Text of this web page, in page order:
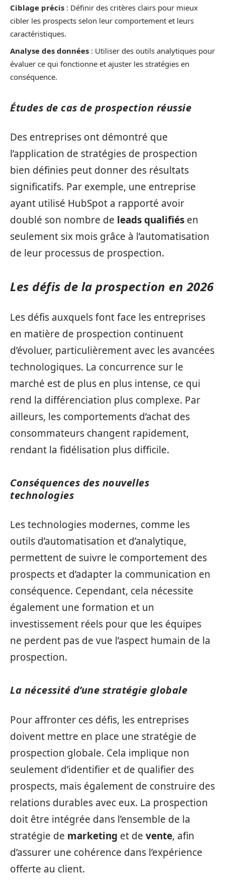
Ciblage précis : Définir des critères clairs pour mieux
cibler les prospects selon leur comportement et leurs
caractéristiques.
Analyse des données : Utiliser des outils analytiques pour
évaluer ce qui fonctionne et ajuster les stratégies en
conséquence.
Études de cas de prospection réussie
Des entreprises ont démontré que
l’application de stratégies de prospection
bien définies peut donner des résultats
significatifs. Par exemple, une entreprise
ayant utilisé HubSpot a rapporté avoir
doublé son nombre de leads qualifiés en
seulement six mois grâce à l’automatisation
de leur processus de prospection.
Les défis de la prospection en 2026
Les défis auxquels font face les entreprises
en matière de prospection continuent
d’évoluer, particulièrement avec les avancées
technologiques. La concurrence sur le
marché est de plus en plus intense, ce qui
rend la différenciation plus complexe. Par
ailleurs, les comportements d’achat des
consommateurs changent rapidement,
rendant la fidélisation plus difficile.
Conséquences des nouvelles
technologies
Les technologies modernes, comme les
outils d’automatisation et d’analytique,
permettent de suivre le comportement des
prospects et d’adapter la communication en
conséquence. Cependant, cela nécessite
également une formation et un
investissement réels pour que les équipes
ne perdent pas de vue l’aspect humain de la
prospection.
La nécessité d’une stratégie globale
Pour affronter ces défis, les entreprises
doivent mettre en place une stratégie de
prospection globale. Cela implique non
seulement d’identifier et de qualifier des
prospects, mais également de construire des
relations durables avec eux. La prospection
doit être intégrée dans l’ensemble de la
stratégie de marketing et de vente, afin
d’assurer une cohérence dans l’expérience
offerte au client.